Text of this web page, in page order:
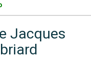
Jacques